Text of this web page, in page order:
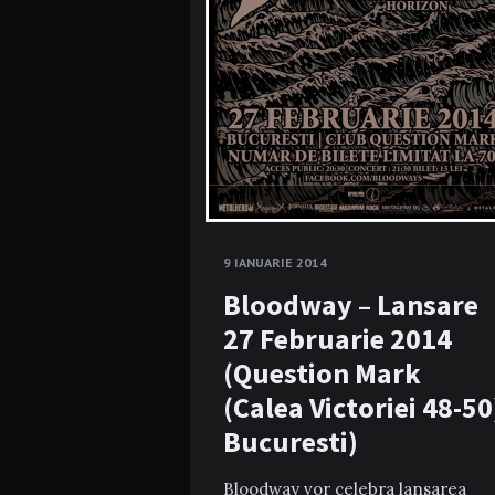
9 IANUARIE 2014
Bloodway – Lansare
27 Februarie 2014
(Question Mark
(Calea Victoriei 48-
Bucuresti)
Bloodway vor celebra lansarea